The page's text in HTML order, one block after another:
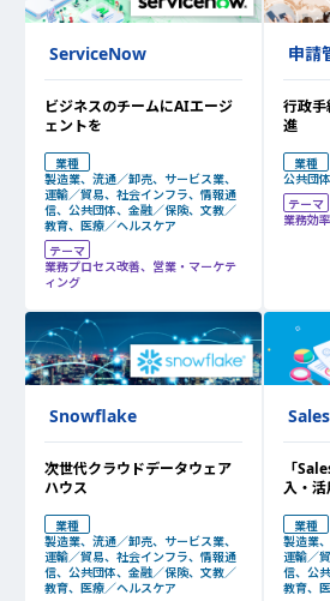
ServiceNow
ビジネスのチームにAIエージ
ェントを
業種
製造業、流通／卸売、サービス業、
運輸／貿易、社会インフラ、情報通
信、公共団体、金融／保険、文教／
教育、医療／ヘルスケア
テーマ
業務プロセス改善、営業・マーケテ
ィング
申請
行政
進
業種
公共団体
テーマ
業務効
Snowflake
次世代クラウドデータウェア
ハウス
業種
製造業、流通／卸売、サービス業、
運輸／貿易、社会インフラ、情報通
信、公共団体、金融／保険、文教／
教育、医療／ヘルスケア
「
入・
業種
製造業
運輸／
信、公
教育、